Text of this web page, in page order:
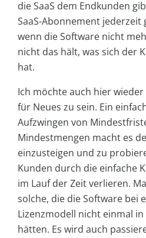
die SaaS dem Endkunden
SaaS-Abonnement jederzeit
wenn die Software nicht
nicht das hält, was sich der
hat.
Ich möchte auch hier
für Neues zu sein. Ein
Aufzwingen von
Mindestmengen macht es
einzusteigen und zu
Kunden durch die einfache
im Lauf der Zeit verlieren.
solche, die die Software bei
Lizenzmodell nicht einmal
hätten. Es wird auch